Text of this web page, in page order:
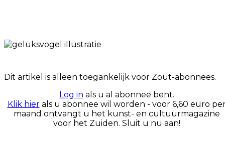
Dit artikel is alleen toegankelijk voor Zout-abonnees.
Log in als u al abonnee bent.
Klik hierals u abonnee wil worden - voor 6,60 euro
maand ontvangt u het kunst- en cultuurmagazine
voor het Zuiden. Sluit u nu aan!